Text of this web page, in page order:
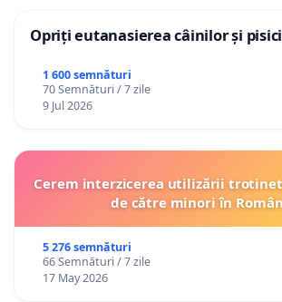
Opriți eutanasierea câinilor și
1 600 semnături
70 Semnături / 7 zile
9 Jul 2026
Cerem interzicerea utilizării
de către minori în
5 276 semnături
66 Semnături / 7 zile
17 May 2026